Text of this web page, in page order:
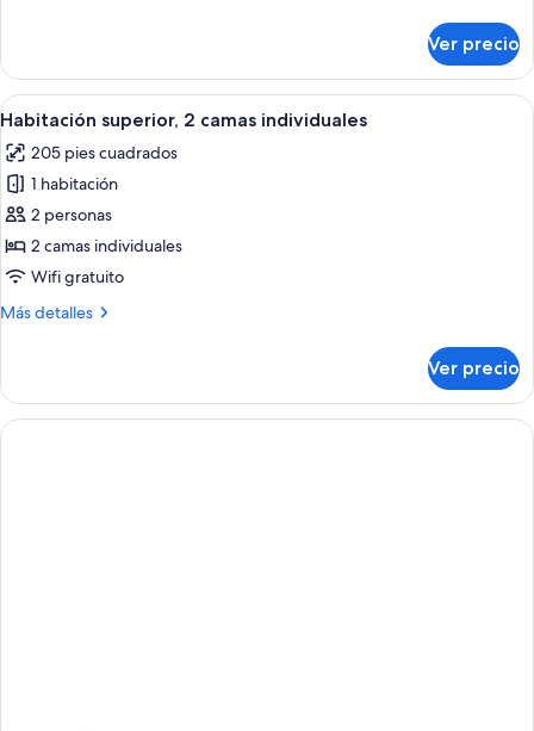
superior,
cama
Ver precio
Abrir
todas
las
fotos
de
Habitación
superior,
camas
Una habitación de hotel con una
12
Habitación superior, 2 camas individuales
205 pies cuadrados
1 habitación
2 personas
2 camas individuales
Wifi gratuito
Más detalles
Más
superior,
camas
Ver precio